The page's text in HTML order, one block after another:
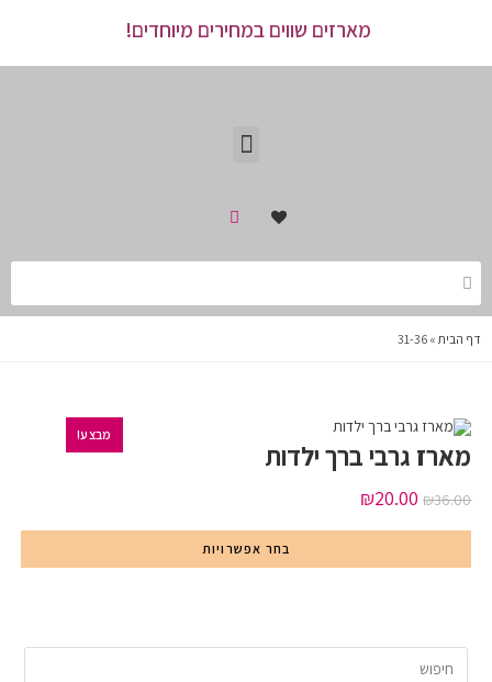
מארזים שווים במחירים מיוחדים!
דף הבית »
31-36
מבצע!
מארז גרבי ברך ילדות
₪36.00
₪20.00
בחר אפשרויות